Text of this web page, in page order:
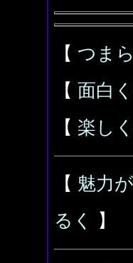
【 つま
【 面白
【 楽し
【 魅力
るく
】